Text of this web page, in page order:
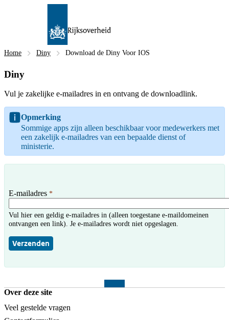
Home Diny Download de Diny Voor IOS
Diny
Vul je zakelijke e-mailadres in en ontvang de downloadlink.
Opmerking
Sommige apps zijn alleen beschikbaar voor medewerkers met
een zakelijk e-mailadres van een bepaalde dienst of
ministerie.
E-mailadres *
Vul hier een geldig e-mailadres in (alleen toegestane e-maildomeinen
ontvangen een link). Je e-mailadres wordt niet opgeslagen.
Verzenden
Over deze site
Veel gestelde vragen